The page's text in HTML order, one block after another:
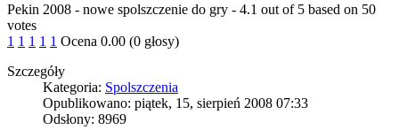
Pekin 2008 - nowe spolszczenie do gry - 4.1 out of 5 based on 50
votes
1 1 1 1 1 Ocena 0.00 (0 głosy)
Szczegóły
Kategoria: Spolszczenia
Opublikowano: piątek, 15, sierpień 2008 07:33
Odsłony: 8969